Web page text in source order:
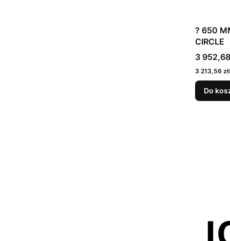
? 650
CIRCLE
Cena
3 952,68
Cena netto
3 213,56 zł
Do